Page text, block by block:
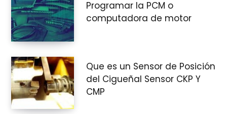
Programar la PCM o
computadora de motor
Que es un Sensor de Posición
del Cigueñal Sensor CKP Y
CMP